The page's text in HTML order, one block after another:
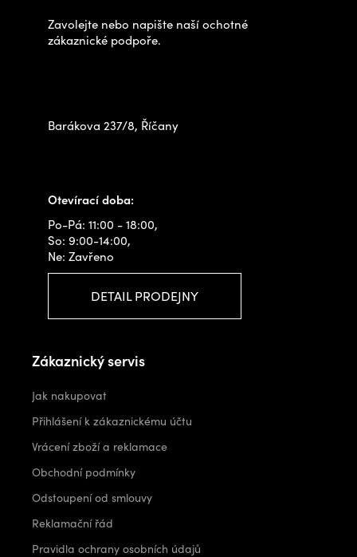
s
Zavolejte nebo napište naší ochotné
zákaznické podpoře.
Barákova 237/8, Říčany
Otevírací doba:
Po-Pá: 11:00 - 18:00,
So: 9:00-14:00,
Ne: Zavřeno
DETAIL PRODEJNY
Zákaznický servis
Jak nakupovat
Přihlášení k zákaznickému účtu
Vrácení zboží a reklamace
Obchodní podmínky
Odstoupení od smlouvy
Reklamační řád
Pravidla ochrany osobních údajů